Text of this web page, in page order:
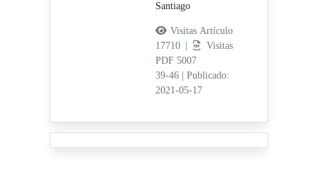
Santiago
Visitas Artículo
17710 |
Visitas
PDF 5007
39-46
Publicado:
2021-05-17